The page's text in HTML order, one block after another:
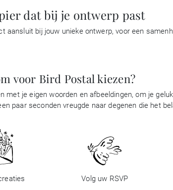
dat bij je ontwerp past
bij jouw unieke ontwerp, voor een
voor Bird Postal kiezen?
met je eigen woorden en afbeeldingen, om je
paar seconden vreugde naar degenen die het
Volg uw RSVP